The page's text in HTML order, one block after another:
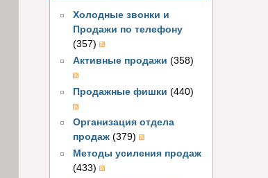
Холодные звонки и
Продажи по телефону
(357)
Активные продажи (358)
Продажные фишки (440)
Организация отдела
продаж (379)
Методы усиления продаж
(433)